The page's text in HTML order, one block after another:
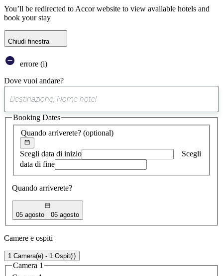
You’ll be redirected to Accor website to view available hotels and
book your stay
Chiudi finestra
errore (i)
Dove vuoi andare?
suggerimento
trovato
Quando arriverete? (optional)
Scegli data di inizio
Scegli
data di fine
Quando arriverete?
05 agosto 06 agosto
Booking Dates
Camere e ospiti
1 Camera(e) - 1 Ospit(i)
Camera 1